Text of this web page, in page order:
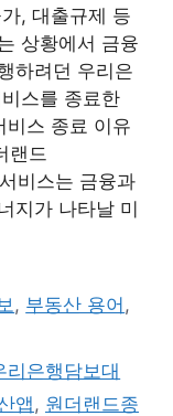
, 대출규제 등
상황에서 금융
하려던 우리은
스를 종료한
비스 종료 이유
랜드
비스는 금융과
지가 나타날 미
, 부동산 용어 ,
리은행담보대
앱 , 원더랜드종